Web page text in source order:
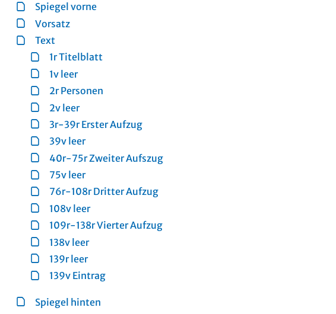
Spiegel vorne
Vorsatz
Text
1r Titelblatt
1v leer
2r Personen
2v leer
3r-39r Erster Aufzug
39v leer
40r-75r Zweiter Aufszug
75v leer
76r-108r Dritter Aufzug
108v leer
109r-138r Vierter Aufzug
138v leer
139r leer
139v Eintrag
Spiegel hinten